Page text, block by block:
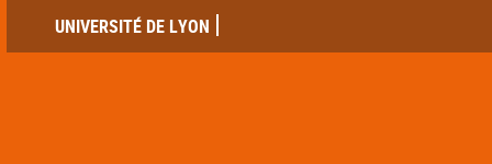
UNIVERSITÉ DE LYON